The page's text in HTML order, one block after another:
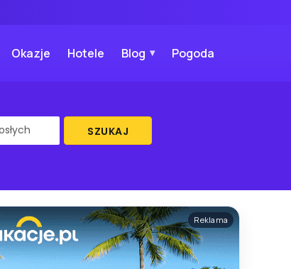
Okazje Hotele Blog Pogoda
SZUKAJ
Reklama